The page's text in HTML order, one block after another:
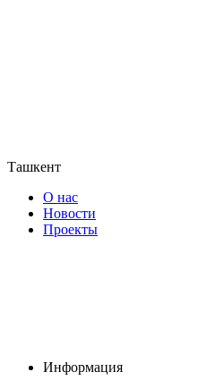
Ташкент
О нас
Новости
Проекты
Информация